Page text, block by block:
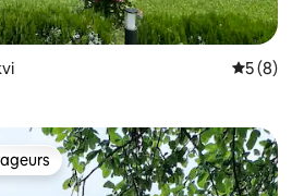
5 (8)
les plus appréciés